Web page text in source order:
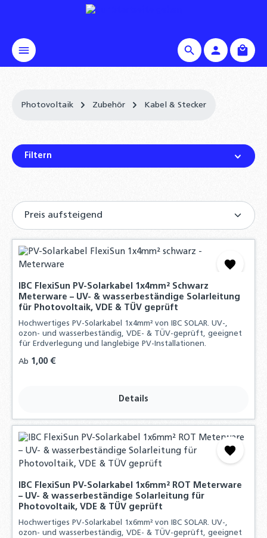
Photovoltaik Zubehör Kabel & Stecker
Filtern
IBC FlexiSun PV-Solarkabel 1x4mm² Schwarz
Meterware – UV- & wasserbeständige Solarleitung
für Photovoltaik, VDE & TÜV geprüft
Hochwertiges PV-Solarkabel 1x4mm² von IBC SOLAR. UV-,
ozon- und wasserbeständig, VDE- & TÜV-geprüft, geeignet
für Erdverlegung und langlebige PV-Installationen.
Regulärer Preis:
Ab 1,00 €
Details
IBC FlexiSun PV-Solarkabel 1x6mm² ROT Meterware
– UV- & wasserbeständige Solarleitung für
Photovoltaik, VDE & TÜV geprüft
Hochwertiges PV-Solarkabel 1x6mm² von IBC SOLAR. UV-,
ozon- und wasserbeständig, VDE- & TÜV-geprüft, geeignet